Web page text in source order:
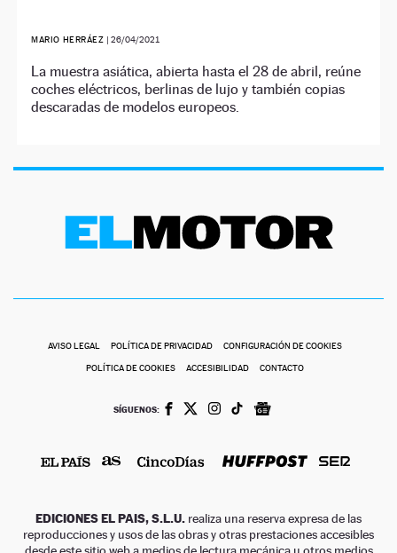
MARIO HERRÁEZ | 26/04/2021
La muestra asiática, abierta hasta el 28 de abril, reúne
coches eléctricos, berlinas de lujo y también copias
descaradas de modelos europeos.
AVISO LEGAL POLÍTICA DE PRIVACIDAD CONFIGURACIÓN DE COOKIES
POLÍTICA DE COOKIES ACCESIBILIDAD CONTACTO
SÍGUENOS:
EDICIONES EL PAIS, S.L.U. realiza una reserva expresa de las
reproducciones y usos de las obras y otras prestaciones accesibles